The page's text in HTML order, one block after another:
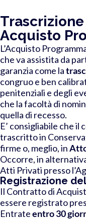
Acquisto
L’Acquisto
che va assistita da
garanzia come la
congruo e ben
penitenziali e degli
che la facoltà di
quella di recesso.
E’ consigliabile che
trascritto in
firme o, meglio, in
Occorre, in
Atti Privati presso
Registrazione
Il Contratto di
essere registrato
Entrateentro 30